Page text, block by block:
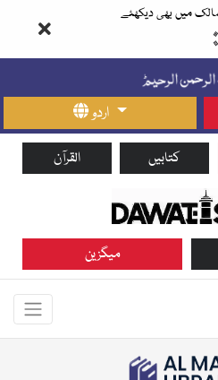
میں بھی دیکھئے
اردو
القرآن کتابیں
میگزین